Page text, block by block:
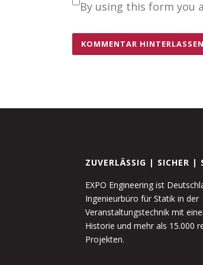
By using this form you
ZUVERLÄSSIG | SICHER |
EXPO Engineering ist
Ingenieurbüro für Statik in der
Veranstaltungstechnik mit
Historie und mehr als 15.000
Projekten.